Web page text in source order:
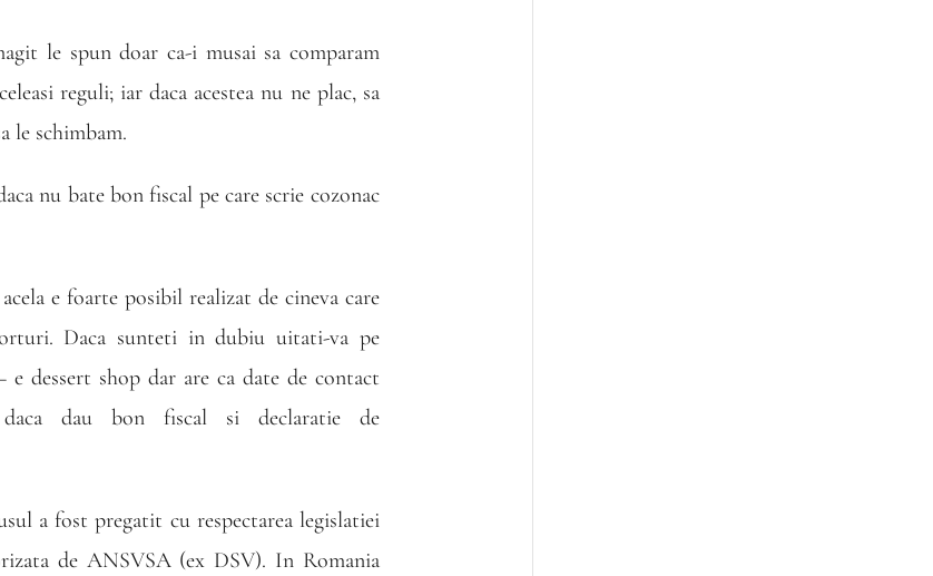
le spun doar ca-i musai sa comparam
reguli; iar daca acestea nu ne plac, sa
le schimbam.
nu bate bon fiscal pe care scrie cozonac
e foarte posibil realizat de cineva care
Daca sunteti in dubiu uitati-va pe
e dessert shop dar are ca date de contact
dau bon fiscal si declaratie de
a fost pregatit cu respectarea legislatiei
de ANSVSA (ex DSV). In Romania